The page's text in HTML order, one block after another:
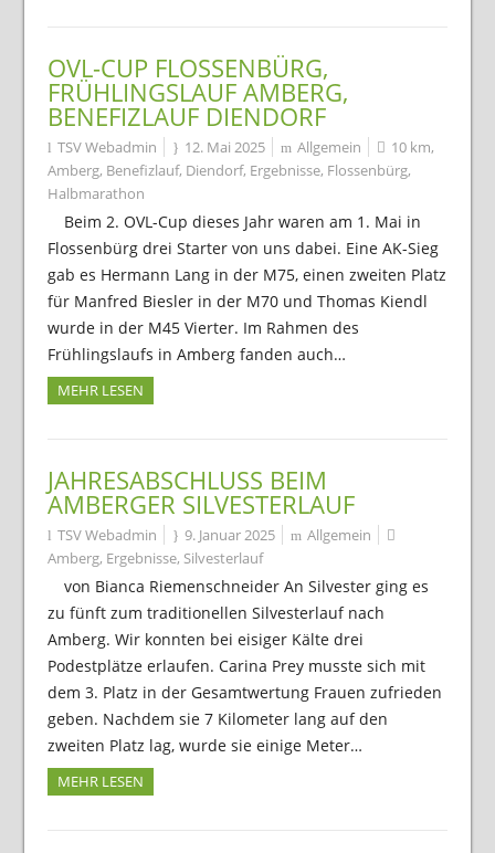
OVL-CUP FLOSSENBÜRG,
FRÜHLINGSLAUF AMBERG,
BENEFIZLAUF DIENDORF
TSV Webadmin 12. Mai 2025 Allgemein 10 km,
Amberg, Benefizlauf, Diendorf, Ergebnisse, Flossenbürg,
Halbmarathon
Beim 2. OVL-Cup dieses Jahr waren am 1. Mai in
Flossenbürg drei Starter von uns dabei. Eine AK-Sieg
gab es Hermann Lang in der M75, einen zweiten Platz
für Manfred Biesler in der M70 und Thomas Kiendl
wurde in der M45 Vierter. Im Rahmen des
Frühlingslaufs in Amberg fanden auch…
MEHR LESEN
JAHRESABSCHLUSS BEIM
AMBERGER SILVESTERLAUF
TSV Webadmin 9. Januar 2025
Allgemein
Amberg, Ergebnisse, Silvesterlauf
von Bianca Riemenschneider An Silvester ging es
zu fünft zum traditionellen Silvesterlauf nach
Amberg. Wir konnten bei eisiger Kälte drei
Podestplätze erlaufen. Carina Prey musste sich mit
dem 3. Platz in der Gesamtwertung Frauen zufrieden
geben. Nachdem sie 7 Kilometer lang auf den
zweiten Platz lag, wurde sie einige Meter…
MEHR LESEN